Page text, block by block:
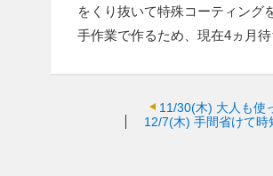
をくり抜いて特殊コーティング
手作業で作るため、現在4ヵ月
11/30(木) 大人も使
12/7(木) 手間省けて時